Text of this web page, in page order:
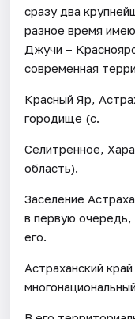
сразу два
разное время
Джучи –
современная
Красный Яр,
городище (с.
Селитренное,
область).
Заселение
в первую
его.
Астраханский